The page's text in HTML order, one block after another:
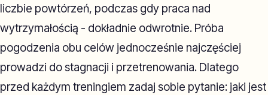
liczbie powtórzeń, podczas gdy praca nad
wytrzymałością - dokładnie odwrotnie. Próba
pogodzenia obu celów jednocześnie najczęściej
prowadzi do stagnacji i przetrenowania. Dlatego
przed każdym treningiem zadaj sobie pytanie: jaki jest